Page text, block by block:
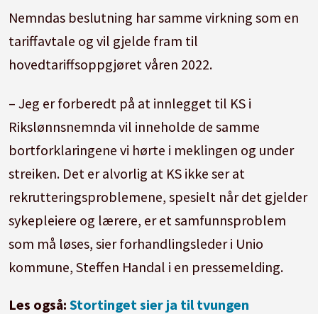
Nemndas beslutning har samme virkning som en
tariffavtale og vil gjelde fram til
hovedtariffsoppgjøret våren 2022.
– Jeg er forberedt på at innlegget til KS i
Rikslønnsnemnda vil inneholde de samme
bortforklaringene vi hørte i meklingen og under
streiken. Det er alvorlig at KS ikke ser at
rekrutteringsproblemene, spesielt når det gjelder
sykepleiere og lærere, er et samfunnsproblem
som må løses, sier forhandlingsleder i Unio
kommune, Steffen Handal i en pressemelding.
Les også:Stortinget sier ja til tvungen